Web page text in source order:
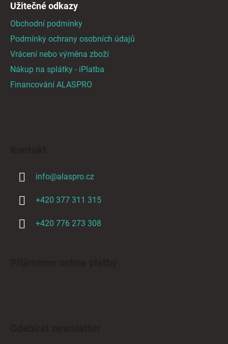
i
Užitečné odkazy
Obchodní podmínky
Podmínky ochrany osobních údajů
Vrácení nebo výměna zboží
Nákup na splátky - iPlatba
Financování ALASPRO
info@alaspro.cz
+420 377 311 315
+420 776 273 308